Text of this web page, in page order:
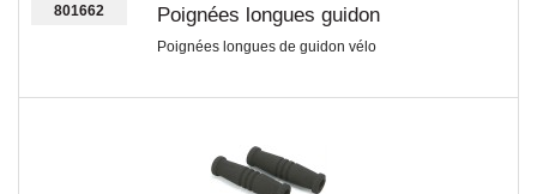
801662 Poignées longues guidon
Poignées longues de guidon vélo